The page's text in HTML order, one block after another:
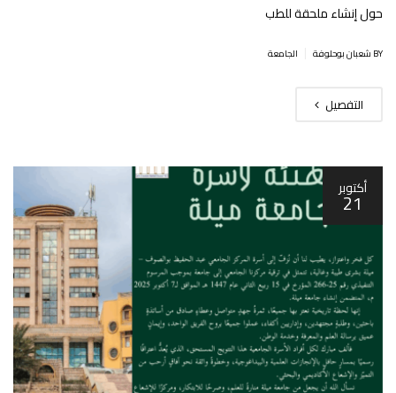
حول إنشاء ملحقة للطب
BY شعبان بوحلوفة الجامعة
التفصيل
أكتوبر
21